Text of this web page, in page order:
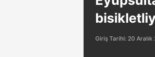
Giriş Tarihi: 20 Aralık